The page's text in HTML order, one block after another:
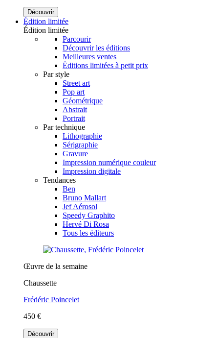
Découvrir
Édition limitée
Édition limitée
Parcourir
Découvrir les éditions
Meilleures ventes
Éditions limitées à petit prix
Par style
Street art
Pop art
Géométrique
Abstrait
Portrait
Par technique
Lithographie
Sérigraphie
Gravure
Impression numérique couleur
Impression digitale
Tendances
Ben
Bruno Mallart
Jef Aérosol
Speedy Graphito
Hervé Di Rosa
Tous les éditeurs
Œuvre de la semaine
Chaussette
Frédéric Poincelet
450 €
Découvrir